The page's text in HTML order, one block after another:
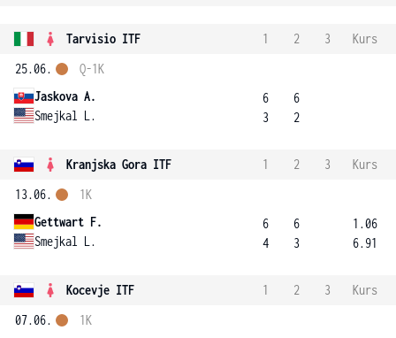
Tarvisio ITF 1 2 3
Kurs
25.06.
Jaskova A.
Smejkal L.
Q-1K
6
3
6
2
Kranjska Gora ITF 1 2 3
Kurs
13.06.
Gettwart F.
Smejkal L.
1K
6
4
6
3
1.06
6.91
Kocevje ITF 1 2 3
Kurs
07.06.
1K